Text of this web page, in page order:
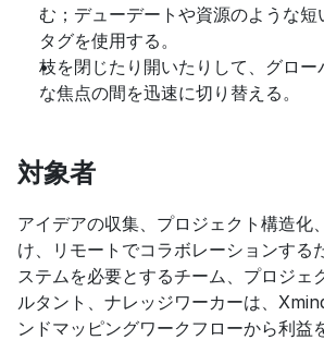
む；デューデートや資源のような短
タグを使用する。
枝を閉じたり開いたりして、グロー
な焦点の間を迅速に切り替える。
対象者
アイデアの収集、プロジェクト構造化
け、リモートでコラボレーションする
ステムを必要とするチーム、プロジェ
ルタント、ナレッジワーカーは、
ンドマッピングワークフローから利益